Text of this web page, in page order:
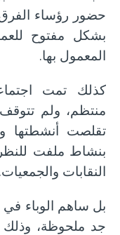
حضور رؤساء
بشكل مفتوح
المعمول بها.
كذلك تمت
منتظم، ولم
تقلصت أنشطتها
بنشاط ملفت
النقابات والجمعيات.
بل ساهم الوباء في
جد ملحوظة، وذلك